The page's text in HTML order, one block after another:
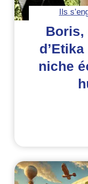
Ils
Boris,
niche